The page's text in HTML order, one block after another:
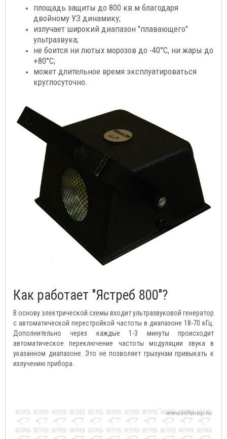
площадь защиты до 800 кв.м благодаря
двойному УЗ динамику;
излучает широкий диапазон "плавающего"
ультразвука;
не боится ни лютых морозов до -40°C, ни жары до
+80°C;
может длительное время эксплуатироваться
круглосуточно.
Как работает "Ястреб 800"?
В основу электрической схемы входит ультразвуковой генератор
с автоматической перестройкой частоты в диапазоне 18-70 кГц.
Дополнительно через каждые 1-3 минуты происходит
автоматическое переключение частоты модуляции звука в
указанном диапазоне. Это не позволяет грызунам привыкать к
излучению прибора.